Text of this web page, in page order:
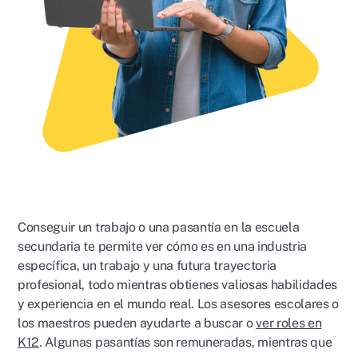
Conseguir un trabajo o una pasantía en la escuela
secundaria te permite ver cómo es en una industria
específica, un trabajo y una futura trayectoria
profesional, todo mientras obtienes valiosas habilidades
y experiencia en el mundo real. Los asesores escolares o
los maestros pueden ayudarte a buscar over roles en
K12. Algunas pasantías son remuneradas, mientras que